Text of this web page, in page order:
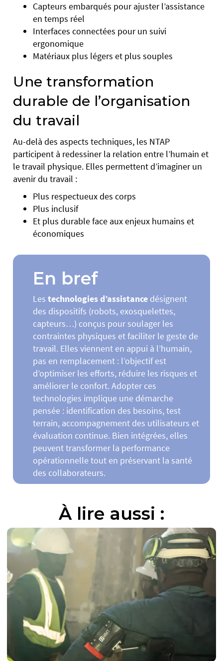
Capteurs embarqués pour ajuster l’assistance
en temps réel
Interfaces connectées pour un suivi
ergonomique
Matériaux plus légers et plus souples
Une transformation
durable de l’organisation
du travail
Au-delà des aspects techniques, les NTAP
participent à redessiner la relation entre l’humain et
le travail physique. Elles permettent d’imaginer un
avenir du travail :
Plus respectueux des corps
Plus inclusif
Et plus durable face aux enjeux humains et
économiques
En bref
Les technologies d’assistance désignent
des dispositifs (robots, exosquelettes,
capteurs…) conçus pour soulager les
contraintes physiques et faciliter le geste de
travail. Elles viennent en appui à l’humain,
pas en remplacement : l’objectif est
d’optimiser les efforts, réduire les risques et
améliorer le confort. Adopter ces
technologies implique une démarche
pensée : identification des besoins, test
terrain, accompagnement des utilisateurs et
évaluation continue. Bien intégrées, elles
peuvent transformer la performance
opérationnelle tout en préservant la santé
des collaborateurs.
À lire aussi :